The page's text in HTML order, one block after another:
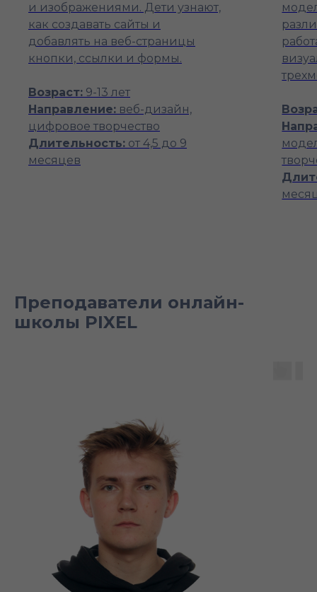
и изображениями. Дети узнают,
как создавать сайты и
добавлять на веб-страницы
кнопки, ссылки и формы.
Возраст: 9-13 лет
Направление: веб-дизайн,
цифровое творчество
Длительность: от 4,5 до 9
месяцев
Преподаватели онлайн-
школы PIXEL